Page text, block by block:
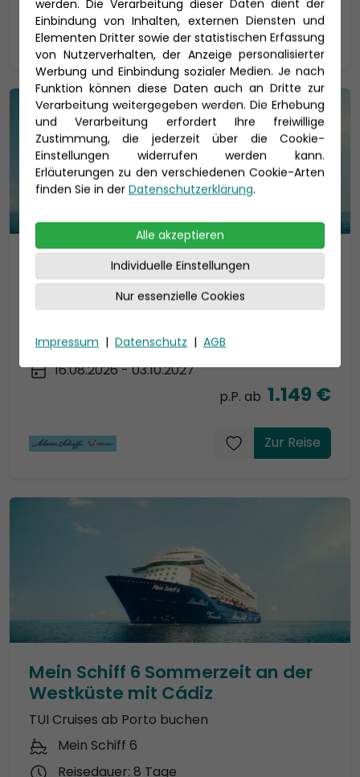
Zur Reise
7 Nächte - Sonnenseiten der
Adria - ab/bis Triest
Reisedauer: 8 Tage
16.08.2026 - 03.10.2027
p.P. ab 1.149 €
Zur Reise
Mein Schiff 6 Sommerzeit an der
Westküste mit Cádiz
TUI Cruises ab Porto buchen
Mein Schiff 6
Reisedauer: 8 Tage
werden. Die Verarbeitung dieser Daten dient der
Einbindung von Inhalten, externen Diensten und
Elementen Dritter sowie der statistischen Erfassung
von Nutzerverhalten, der Anzeige personalisierter
Werbung und Einbindung sozialer Medien. Je nach
Funktion können diese Daten auch an Dritte zur
Verarbeitung weitergegeben werden. Die Erhebung
und Verarbeitung erfordert Ihre freiwillige
Zustimmung, die jederzeit über die Cookie-
Einstellungen widerrufen werden kann.
Erläuterungen zu den verschiedenen Cookie-Arten
finden Sie in der Datenschutzerklärung.
Alle akzeptieren
Individuelle Einstellungen
Nur essenzielle Cookies
Impressum | Datenschutz | AGB